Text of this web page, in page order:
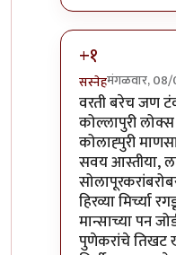
+१
सस्नेहमंगळवार, 08/
In reply to
वरती बरेच जण
कोल्लापुरी
कोलाह्पुरी
सवय आस्तीया,
हिरव्या मिर्च्या
मान्साच्या पन
पुणेकरांचे तिखट